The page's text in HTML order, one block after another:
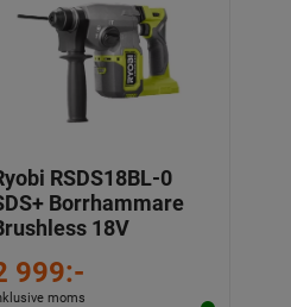
RSDS18BL-0
Borrhammare
18V
999:-
moms